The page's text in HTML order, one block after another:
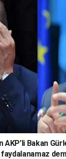
AKP’li Bakan